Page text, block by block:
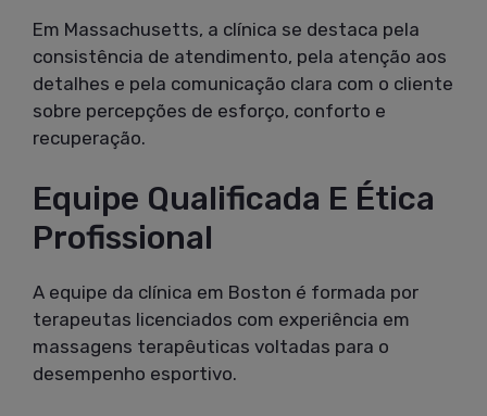
Em Massachusetts, a clínica se destaca pela
consistência de atendimento, pela atenção aos
detalhes e pela comunicação clara com o cliente
sobre percepções de esforço, conforto e
recuperação.
Equipe Qualificada E Ética
Profissional
A equipe da clínica em Boston é formada por
terapeutas licenciados com experiência em
massagens terapêuticas voltadas para o
desempenho esportivo.